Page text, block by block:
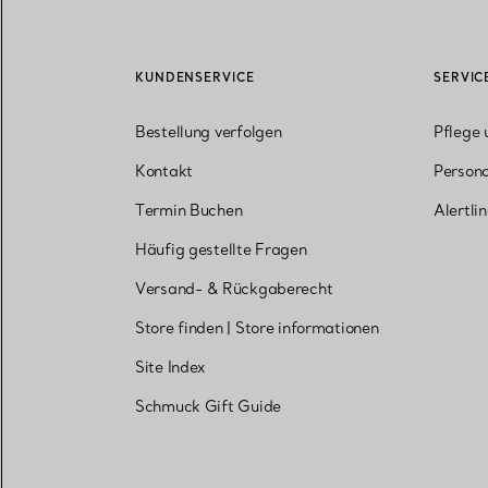
KUNDENSERVICE
Bestellung verfolgen
Kontakt
Termin Buchen
Häufig gestellte Fragen
Versand- & Rückgaberecht
Store finden| Store informationen
Site Index
Schmuck Gift Guide
Pflege